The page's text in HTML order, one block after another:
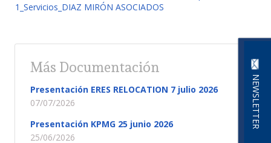
NEWSLETTER
1_Servicios_DIAZ MIRÓN ASOCIADOS
Más Documentación
Presentación ERES RELOCATION 7 julio 2026
07/07/2026
Presentación KPMG 25 junio 2026
25/06/2026